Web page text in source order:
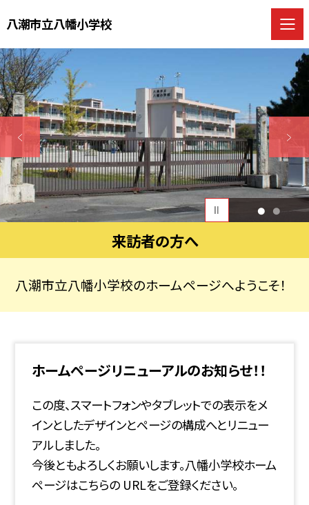
八潮市立八幡小学校
1 2
来訪者の方へ
八潮市立八幡小学校のホームページへようこそ！
ホームページリニューアルのお知らせ！！
この度、スマートフォンやタブレットでの表示をメ
インとしたデザインとページの構成へとリニュー
アルしました。
今後ともよろしくお願いします。八幡小学校ホーム
ページはこちらの URLをご登録ください。